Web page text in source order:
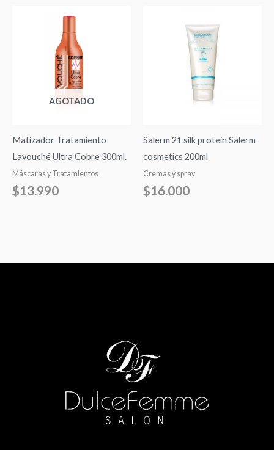
AGOTADO
Matizador Tratamiento
Lavouché Ultra Cobre 300ml.
Máscaras y Tratamientos
$13.990
Salerm 21 silk protein Salerm
cosmetics 200ml
Cremas y spray
$16.000